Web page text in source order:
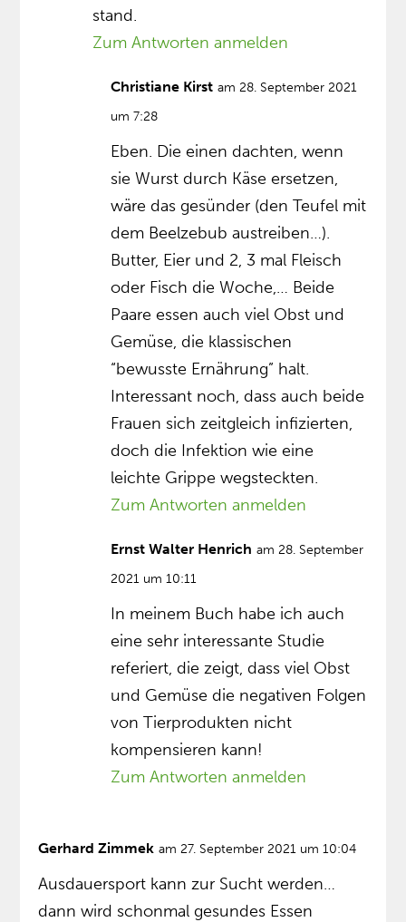
stand.
Zum Antworten anmelden
Christiane Kirst am 28. September 2021
um 7:28
Eben. Die einen dachten, wenn
sie Wurst durch Käse ersetzen,
wäre das gesünder (den Teufel mit
dem Beelzebub austreiben…).
Butter, Eier und 2, 3 mal Fleisch
oder Fisch die Woche,… Beide
Paare essen auch viel Obst und
Gemüse, die klassischen
“bewusste Ernährung” halt.
Interessant noch, dass auch beide
Frauen sich zeitgleich infizierten,
doch die Infektion wie eine
leichte Grippe wegsteckten.
Zum Antworten anmelden
Ernst Walter Henrich am 28. September
2021 um 10:11
In meinem Buch habe ich auch
eine sehr interessante Studie
referiert, die zeigt, dass viel Obst
und Gemüse die negativen Folgen
von Tierprodukten nicht
kompensieren kann!
Zum Antworten anmelden
Gerhard Zimmek am 27. September 2021 um 10:04
Ausdauersport kann zur Sucht werden…
dann wird schonmal gesundes Essen